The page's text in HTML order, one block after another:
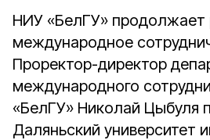
НИУ «БелГУ» продолжает
международное
Проректор-директор
международного
«БелГУ» Николай Цыбуля
Даляньский университет